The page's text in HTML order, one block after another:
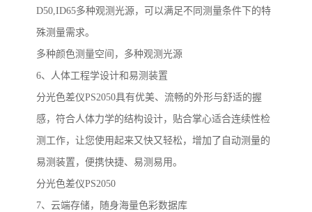
D50,ID65多种观测光源，可以满足不同测量条件下的特
殊测量需求。
多种颜色测量空间，多种观测光源
6、人体工程学设计和易测装置
分光色差仪PS2050具有优美、流畅的外形与舒适的握
感，符合人体力学的结构设计，贴合掌心适合连续性检
测工作，让您使用起来又快又轻松，增加了自动测量的
易测装置，便携快捷、易测易用。
分光色差仪PS2050
7、云端存储，随身海量色彩数据库